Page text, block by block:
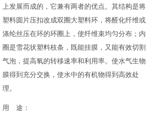
上发展而成的，它兼有两者的优点。其结构是将
塑料圆片压扣改成双圈大塑料环，将醛化纤维或
涤纶丝压在环的环圈上，使纤维束均匀分布；内
圈是雪花状塑料枝条，既能挂膜，又能有效切割
气泡，提高氧的转移速率和利用率。使水气生物
膜得到充分交换，使水中的有机物得到高效处
理。
用 途：